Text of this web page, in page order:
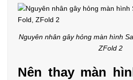
Nguyên nhân gây hỏng màn hình
ZFold 2
Nên thay màn